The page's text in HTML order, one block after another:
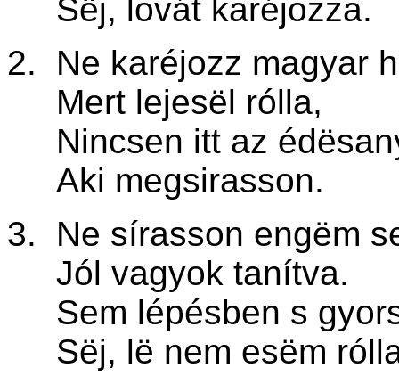
Sëj, lovát karéjozza.
2. Ne karéjozz magyar
Mert lejesël rólla,
Nincsen itt az
Aki megsirasson.
3. Ne sírasson engëm
Jól vagyok tanítva.
Sem lépésben s
Sëj, lë nem esëm